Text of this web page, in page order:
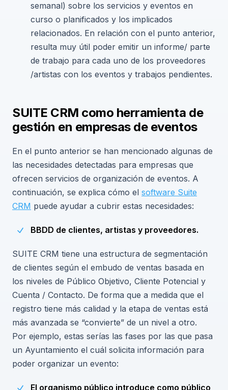
semanal) sobre los servicios y eventos en
curso o planificados y los implicados
relacionados. En relación con el punto anterior,
resulta muy útil poder emitir un informe/ parte
de trabajo para cada uno de los proveedores
/artistas con los eventos y trabajos pendientes.
SUITE CRM como herramienta de
gestión en empresas de eventos
En el punto anterior se han mencionado algunas de
las necesidades detectadas para empresas que
ofrecen servicios de organización de eventos. A
continuación, se explica cómo el software Suite
CRM puede ayudar a cubrir estas necesidades:
BBDD de clientes, artistas y proveedores.
SUITE CRM tiene una estructura de segmentación
de clientes según el embudo de ventas basada en
los niveles de Público Objetivo, Cliente Potencial y
Cuenta / Contacto. De forma que a medida que el
registro tiene más calidad y la etapa de ventas está
más avanzada se “convierte” de un nivel a otro.
Por ejemplo, estas serías las fases por las que pasa
un Ayuntamiento el cuál solicita información para
poder organizar un evento:
El organismo público introduce como público